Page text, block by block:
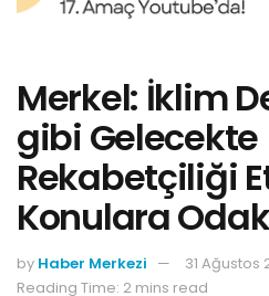
Merkel: İklim
gibi Gelecekte
Rekabetçiliği
Konulara
by Haber Merkezi
31 Ağustos
Reading Time: 2 mins read